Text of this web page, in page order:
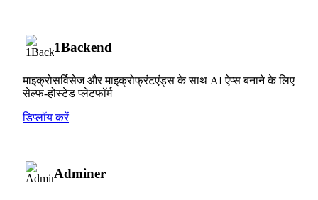
1Backend
माइक्रोसर्विसेज और माइक्रोफ्रंटएंड्स के साथ AI ऐप्स बनाने के लिए
सेल्फ-होस्टेड प्लेटफॉर्म
डिप्लॉय करें
Adminer